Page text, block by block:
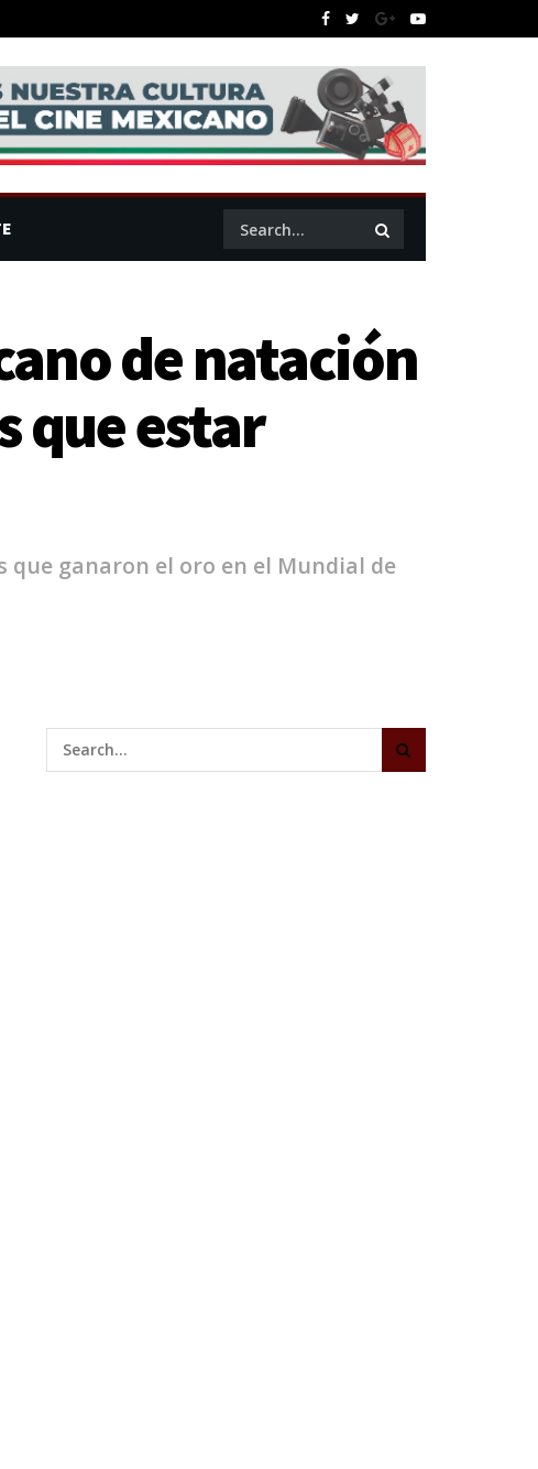
de natación
que estar
ganaron el oro en el Mundial de